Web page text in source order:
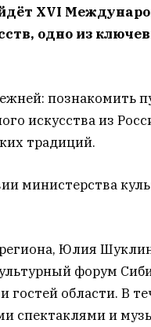
XVI
одно из
познакомить
искусства из
традиций.
министерства
Юлия
форум
области. В
спектаклями и